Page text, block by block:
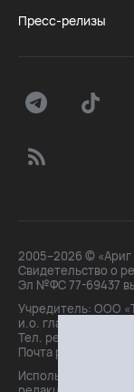
Пресс-релизы
2005–2026 © «Ариг
Свидетельство о
Эл №ФС 77-69437
Учредитель: ООО
и.о. главного
Тел. peдakции:
Почта peдakции:
Использование